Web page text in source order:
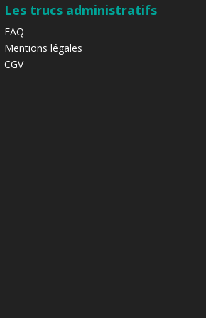
Les trucs administratifs
FAQ
Mentions légales
CGV